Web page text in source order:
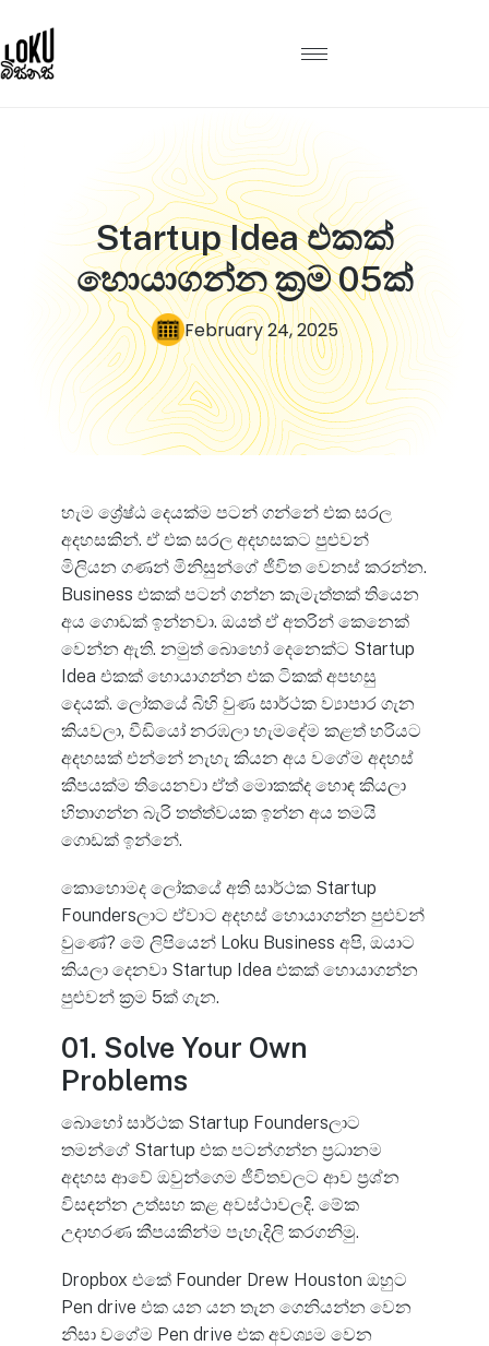
Startup Idea එකක්
හොයාගන්න ක්‍රම 05ක්
February 24, 2025
හැම ශ්‍රේෂ්ඨ දෙයක්ම පටන් ගන්නේ එක සරල
අදහසකින්. ඒ එක සරල අදහසකට පුළුවන්
මිලියන ගණන් මිනිසුන්ගේ ජීවිත වෙනස් කරන්න.
Business එකක් පටන් ගන්න කැමැත්තක් තියෙන
අය ගොඩක් ඉන්නවා. ඔයත් ඒ අතරින් කෙනෙක්
වෙන්න ඇති. නමුත් බොහෝ දෙනෙක්ට Startup
Idea එකක් හොයාගන්න එක ටිකක් අපහසු
දෙයක්. ලෝකයේ බිහි වුණ සාර්ථක ව්‍යාපාර ගැන
කියවලා, වීඩියෝ නරඹලා හැමදේම කළත් හරියට
අදහසක් එන්නේ නැහැ කියන අය වගේම අදහස්
කීපයක්ම තියෙනවා ඒත් මොකක්ද හොඳ කියලා
හිතාගන්න බැරි තත්ත්වයක ඉන්න අය තමයි
ගොඩක් ඉන්නේ.
කොහොමද ලෝකයේ අති සාර්ථක Startup
Foundersලාට ඒවාට අදහස් හොයාගන්න පුළුවන්
වුණේ? මේ ලිපියෙන් Loku Business අපි, ඔයාට
කියලා දෙනවා Startup Idea එකක් හොයාගන්න
පුළුවන් ක්‍රම 5ක් ගැන.
01. Solve Your Own
Problems
බොහෝ සාර්ථක Startup Foundersලාට
තමන්ගේ Startup එක පටන්ගන්න ප්‍රධානම
අදහස ආවේ ඔවුන්ගෙම ජීවිතවලට ආව ප්‍රශ්න
විසඳන්න උත්සහ කළ අවස්ථාවලදි. මේක
උදාහරණ කීපයකින්ම පැහැදිලි කරගනිමු.
Dropbox එකේ Founder Drew Houston ඔහුට
Pen drive එක යන යන තැන ගෙනියන්න වෙන
නිසා වගේම Pen drive එක අවශ්‍යම වෙන